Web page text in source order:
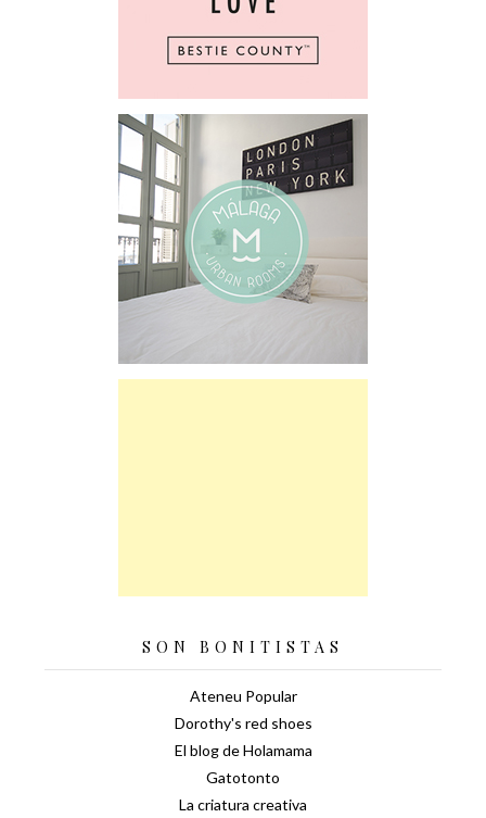
SON BONITISTAS
Ateneu Popular
Dorothy's red shoes
El blog de Holamama
Gatotonto
La criatura creativa